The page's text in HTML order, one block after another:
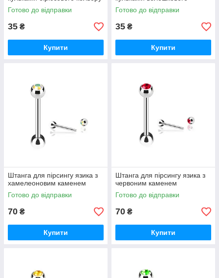
Готово до відправки
35 ₴
Купити
кольору
Готово до відправки
35 ₴
Купити
Штанга для пірсингу язика з
хамелеоновим каменем
Готово до відправки
70 ₴
Купити
Штанга для пірсингу язика з
червоним каменем
Готово до відправки
70 ₴
Купити